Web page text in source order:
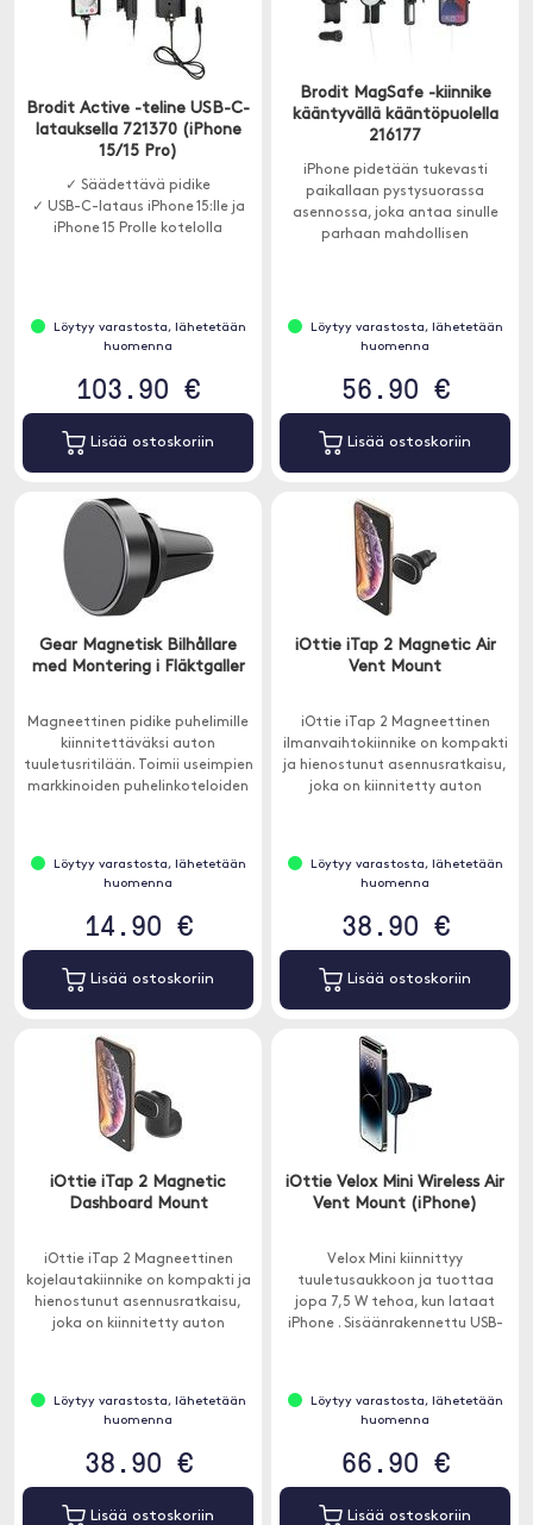
Brodit Active -teline USB-C-
latauksella 721370 (iPhone
15/15 Pro)
✓ Säädettävä pidike
✓ USB-C-lataus iPhone 15:lle ja
iPhone 15 Prolle kotelolla
Löytyy varastosta, lähetetään
huomenna
103.90 €
Lisää ostoskoriin
Brodit MagSafe -kiinnike
kääntyvällä kääntöpuolella
216177
iPhone pidetään tukevasti
paikallaan pystysuorassa
asennossa, joka antaa sinulle
parhaan mahdollisen
alla oleva tuki.
Löytyy varastosta, lähetetään
huomenna
56.90 €
Lisää ostoskoriin
Gear Magnetisk Bilhållare
med Montering i Fläktgaller
Magneettinen pidike puhelimille
kiinnitettäväksi auton
tuuletusritilään. Toimii useimpien
markkinoiden puhelinkoteloiden
Löytyy varastosta, lähetetään
huomenna
14.90 €
Lisää ostoskoriin
iOttie iTap 2 Magnetic Air
Vent Mount
iOttie iTap 2 Magneettinen
ilmanvaihtokiinnike on kompakti
ja hienostunut asennusratkaisu,
joka on kiinnitetty auton
Löytyy varastosta, lähetetään
huomenna
38.90 €
Lisää ostoskoriin
iOttie iTap 2 Magnetic
Dashboard Mount
iOttie iTap 2 Magneettinen
kojelautakiinnike on kompakti ja
hienostunut asennusratkaisu,
joka on kiinnitetty auton
Löytyy varastosta, lähetetään
huomenna
38.90 €
Lisää ostoskoriin
iOttie Velox Mini Wireless Air
Vent Mount (iPhone)
Velox Mini kiinnittyy
tuuletusaukkoon ja tuottaa
jopa 7,5 W tehoa, kun lataat
iPhone . Sisäänrakennettu USB-
Löytyy varastosta, lähetetään
huomenna
66.90 €
Lisää ostoskoriin